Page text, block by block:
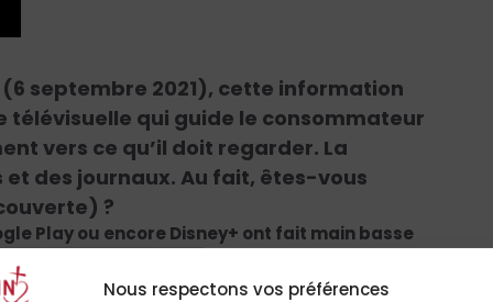
Nous respectons vos préférences
(6 septembre 2021), cette information
qui guide le consommateur
vers ce qu’il doit regarder. La
des journaux. Au fait, êtes-vous
?
Play ou encore Disney+ ont fait main basse
a l’air anodine elle ne l’est pas. Dans la
les grands acteurs de la révolution